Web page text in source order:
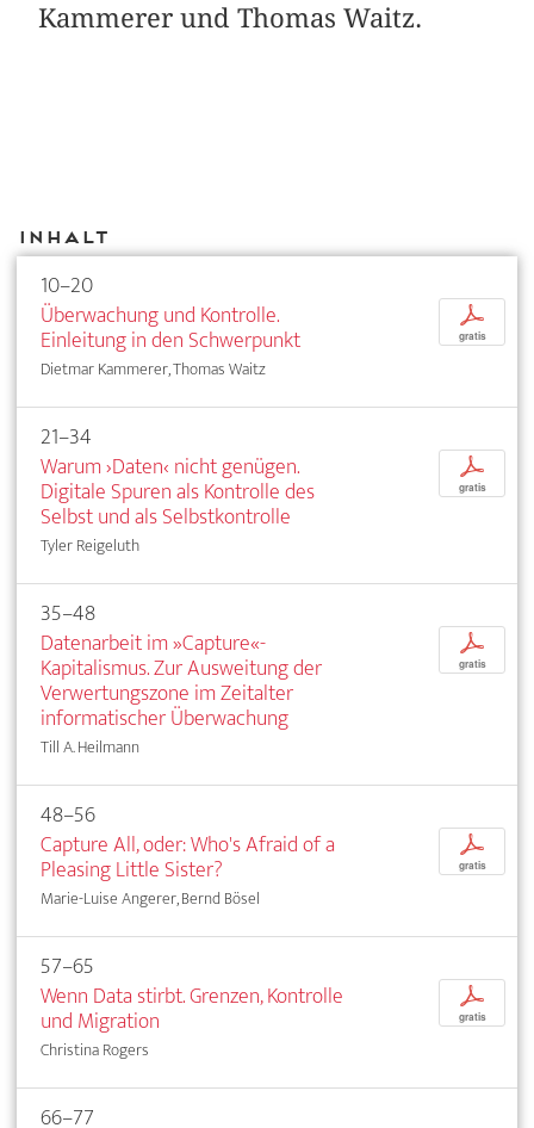
Kammerer und Thomas Waitz.
Inhalt
10–20
Überwachung und Kontrolle.
Einleitung in den Schwerpunkt
Dietmar Kammerer, Thomas Waitz
p
gratis
21–34
Warum ›Daten‹ nicht genügen.
Digitale Spuren als Kontrolle des
Selbst und als Selbstkontrolle
Tyler Reigeluth
p
gratis
35–48
Datenarbeit im »Capture«-
Kapitalismus. Zur Ausweitung der
Verwertungszone im Zeitalter
informatischer Überwachung
Till A. Heilmann
p
gratis
48–56
Capture All, oder: Who's Afraid of a
Pleasing Little Sister?
Marie-Luise Angerer, Bernd Bösel
p
gratis
57–65
Wenn Data stirbt. Grenzen, Kontrolle
und Migration
Christina Rogers
p
gratis
66–77